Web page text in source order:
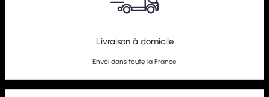
Livraison à domicile
Envoi dans toute la France